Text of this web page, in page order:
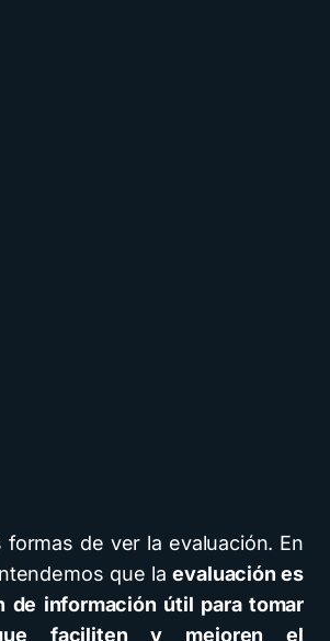
formas de ver la evaluación. En
que laevaluación es
de información útil para tomar
faciliten y mejoren el